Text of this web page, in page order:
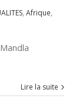
, Afrique,
Lire la suite